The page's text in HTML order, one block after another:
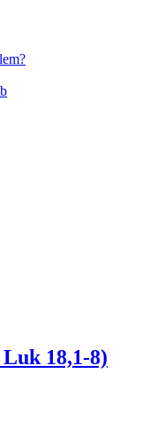
18,1-8)